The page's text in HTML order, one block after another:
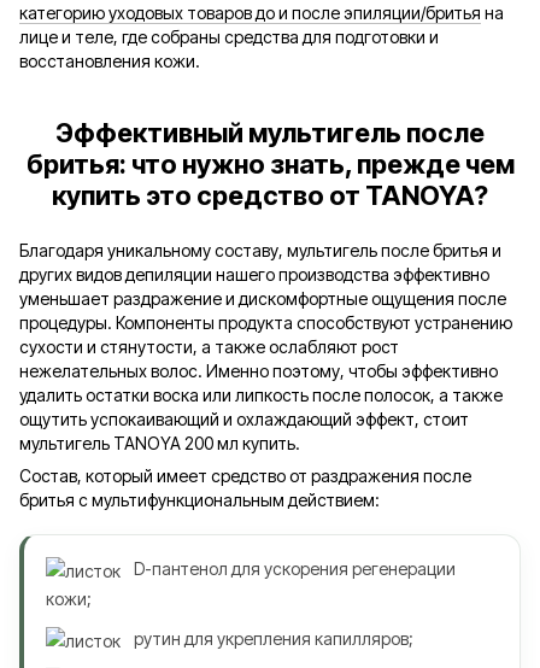
категорию уходовых товаров до и после эпиляции/бритья на
лице и теле, где собраны средства для подготовки и
восстановления кожи.
Эффективный мультигель после
бритья: что нужно знать, прежде чем
купить это средство от TANOYA?
Благодаря уникальному составу, мультигель после бритья и
других видов депиляции нашего производства эффективно
уменьшает раздражение и дискомфортные ощущения после
процедуры. Компоненты продукта способствуют устранению
сухости и стянутости, а также ослабляют рост
нежелательных волос. Именно поэтому, чтобы эффективно
удалить остатки воска или липкость после полосок, а также
ощутить успокаивающий и охлаждающий эффект, стоит
мультигель TANOYA 200 мл купить.
Состав, который имеет средство от раздражения после
бритья с мультифункциональным действием:
D-пантенол для ускорения регенерации
кожи;
рутин для укрепления капилляров;